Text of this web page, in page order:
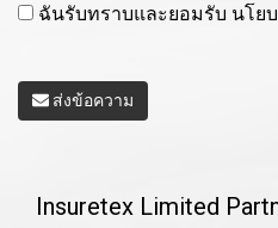
ฉันรับทราบและยอมรับ นโย
ส่งข้อความ
Insuretex Limited